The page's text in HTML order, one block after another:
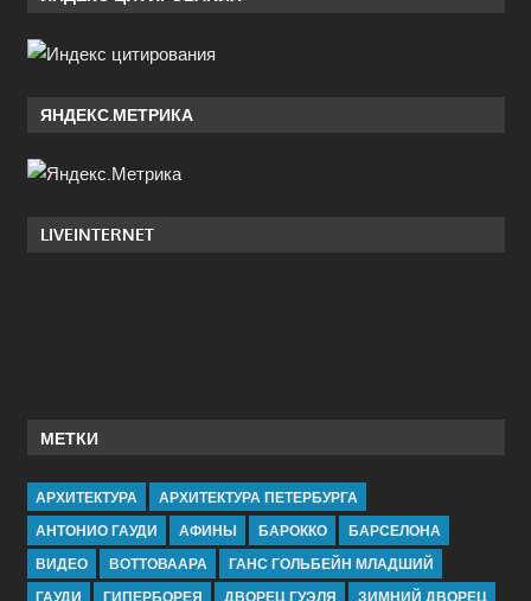
ЯНДЕКС.МЕТРИКА
LIVEINTERNET
МЕТКИ
АРХИТЕКТУРА
АРХИТЕКТУРА ПЕТЕРБУРГА
АНТОНИО ГАУДИ
АФИНЫ БАРОККО
БАРСЕЛОНА
ВИДЕО
ВОТТОВААРА
ГАНС ГОЛЬБЕЙН МЛАДШИЙ
ГАУДИ
ГИПЕРБОРЕЯ ДВОРЕЦ ГУЭЛЯ ЗИМНИЙ ДВОРЕЦ